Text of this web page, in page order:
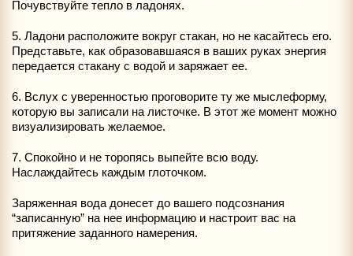
Почувствуйте тепло в ладонях.
5. Ладони расположите вокруг стакан, но не касайтесь его.
Представьте, как образовавшаяся в ваших руках энергия
передается стакану с водой и заряжает ее.
6. Вслух с уверенностью проговорите ту же мыслеформу,
которую вы записали на листочке. В этот же момент можно
визуализировать желаемое.
7. Спокойно и не торопясь выпейте всю воду.
Наслаждайтесь каждым глоточком.
Заряженная вода донесет до вашего подсознания
“записанную” на нее информацию и настроит вас на
притяжение заданного намерения.